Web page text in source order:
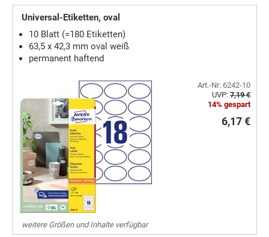
Universal-Etiketten, oval
10 Blatt (=180 Etiketten)
63,5 x 42,3 mm oval weiß
permanent haftend
Art.-Nr: 6242-10
UVP: 7,19 €
14% gespart
6,17 €
weitere Größen und Inhalte verfügbar